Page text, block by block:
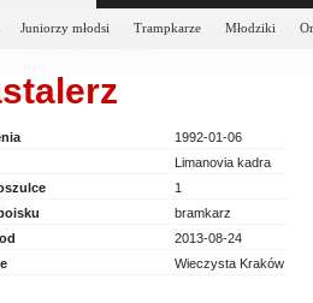
Juniorzy młodsi Trampkarze Młodziki
1992-01-06
Limanovia kadra
1
bramkarz
2013-08-24
Wieczysta Kraków